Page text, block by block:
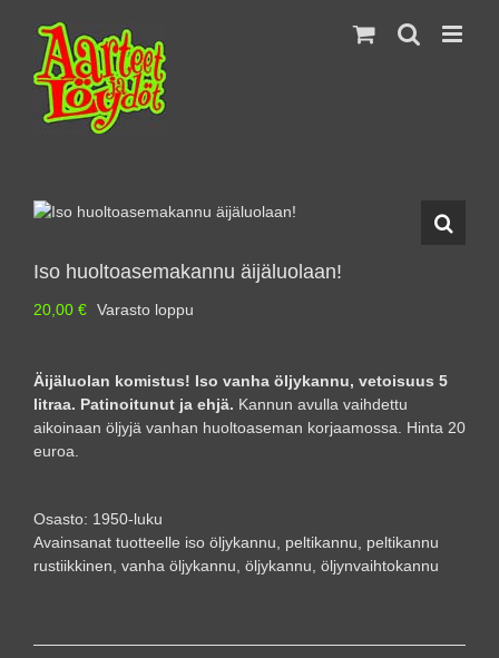
content
Iso huoltoasemakannu äijäluolaan!
20,00 € Varasto loppu
Äijäluolan komistus! Iso vanha öljykannu, vetoisuus 5
litraa. Patinoitunut ja ehjä. Kannun avulla vaihdettu
aikoinaan öljyjä vanhan huoltoaseman korjaamossa. Hinta 20
euroa.
Osasto: 1950-luku
Avainsanat tuotteelle iso öljykannu peltikannu
peltikannu
rustiikkinen vanha öljykannu öljykannu öljynvaihtokannu